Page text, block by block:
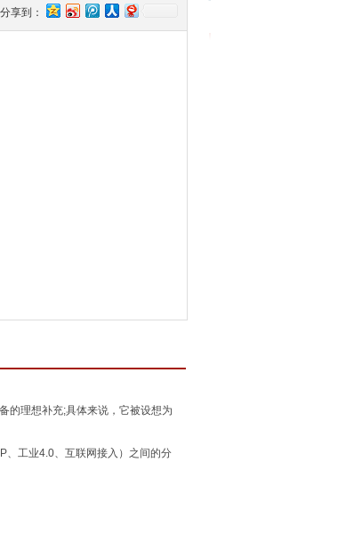
分享到：
的理想补充;具体来说，它被设想为
、工业4.0、互联网接入）之间的分